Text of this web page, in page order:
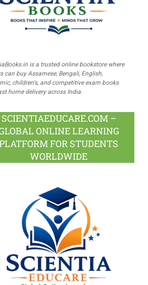
is a trusted online bookstore where
can buy Assamese, Bengali, English,
children's, and competitive exam books
home delivery across India.
SCIENTIAEDUCARE.COM –
ONLINE LEARNING
FOR STUDENTS
WORLDWIDE